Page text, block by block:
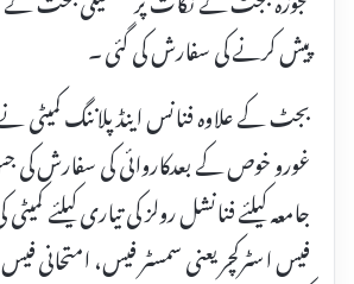
پیش کرنے کی سفارش کی گئی ۔
بجٹ کے علاوہ فنانس اینڈ پلاننگ
غورو خوص کے بعدکاروائی کی سفارش
جامعہ کیلئے فنانشل رولز کی تیاری کیلئے
فیس اسٹرکچر یعنی سمسٹر فیس، امتحانی